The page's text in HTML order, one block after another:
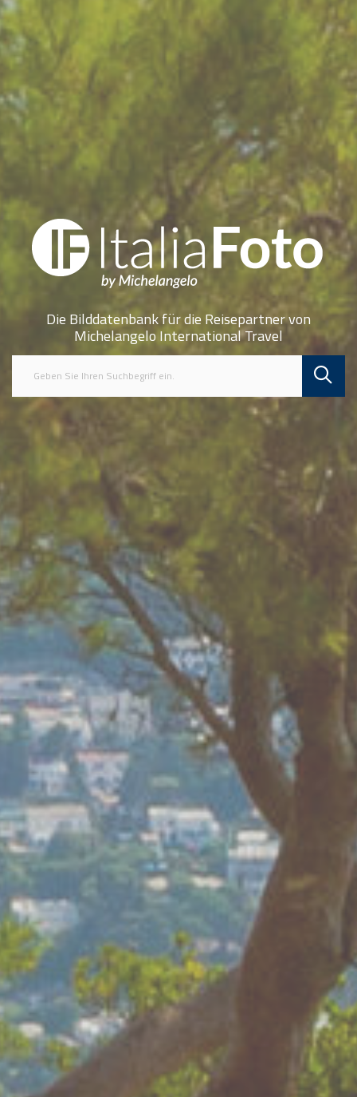
Die Bilddatenbank für die Reisepartner von
Michelangelo International Travel